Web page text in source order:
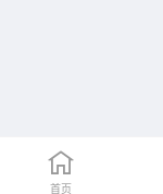
首页